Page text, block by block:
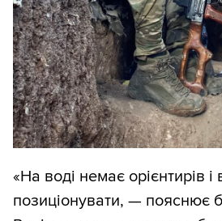
«На воді немає орієнтирів
позиціонувати, — пояснює